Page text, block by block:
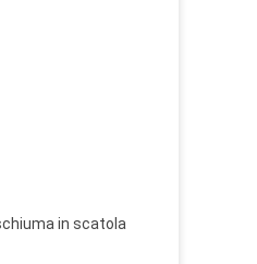
in scatola